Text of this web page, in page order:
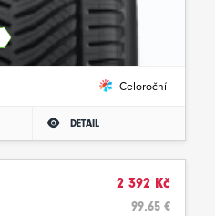
Celoroční
DETAIL
2 392 Kč
99.65 €